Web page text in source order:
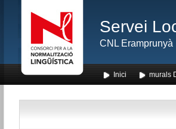
Servei
CNL Eramprunyà
Inici murals